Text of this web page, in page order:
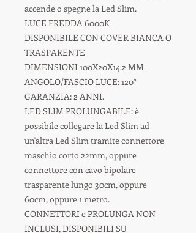
accende o spegne la Led Slim.
LUCE FREDDA 6000K
DISPONIBILE CON COVER BIANCA O
TRASPARENTE
DIMENSIONI 100X20X14.2 MM
ANGOLO/FASCIO LUCE: 120°
GARANZIA: 2 ANNI.
LED SLIM PROLUNGABILE: è
possibile collegare la Led Slim ad
un'altra Led Slim tramite connettore
maschio corto 22mm, oppure
connettore con cavo bipolare
trasparente lungo 30cm, oppure
60cm, oppure 1 metro.
CONNETTORI e PROLUNGA NON
INCLUSI, DISPONIBILI SU